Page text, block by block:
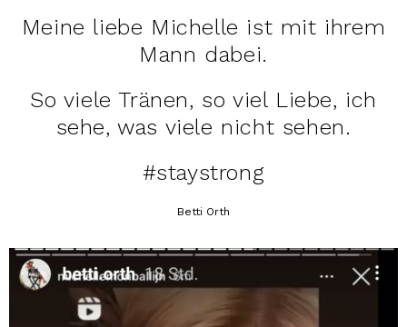
Meine liebe Michelle ist mit ihrem
Mann dabei.
So viele Tränen, so viel Liebe, ich
sehe, was viele nicht sehen.
#staystrong
Betti Orth